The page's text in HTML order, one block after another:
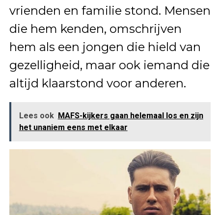
vrienden en familie stond. Mensen
die hem kenden, omschrijven
hem als een jongen die hield van
gezelligheid, maar ook iemand die
altijd klaarstond voor anderen.
Lees ook MAFS-kijkers gaan helemaal los en zijn
het unaniem eens met elkaar